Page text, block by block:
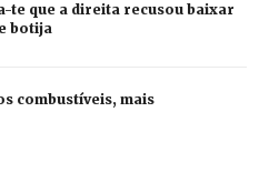
te que a direita recusou baixar
botija
combustíveis, mais